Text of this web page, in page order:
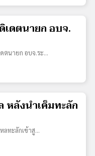
เดตนายก อบจ.
ตนายก อบจ.ระ…
หลังน้ำเค็มทะลัก
ลทะลักเข้าสู…